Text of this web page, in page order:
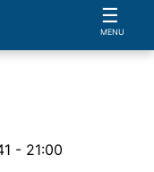
☰
MENU
- 21:00